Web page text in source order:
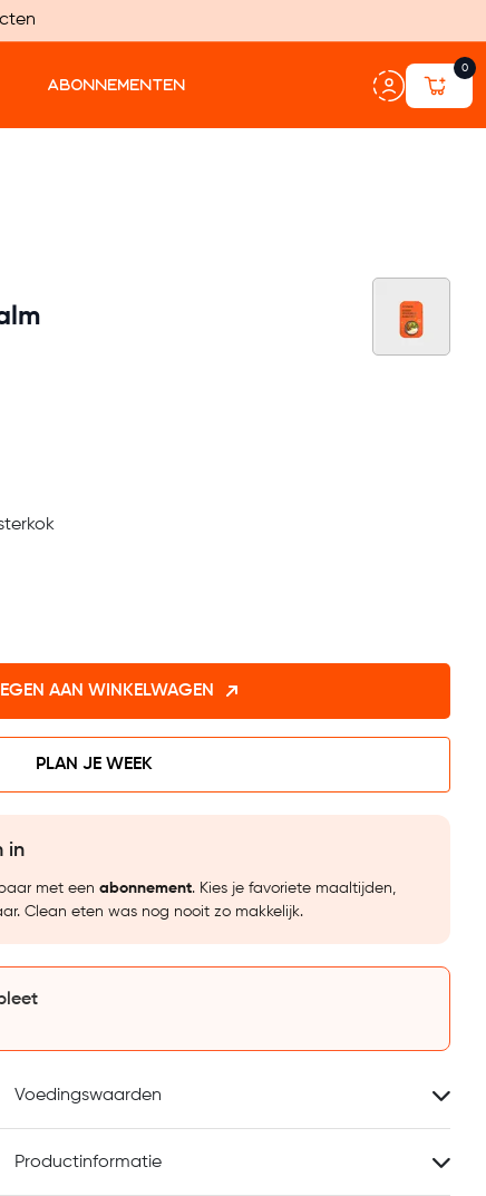
ABONNEMENTEN
0
AAN WINKELWAGEN
PLAN JE WEEK
in
met een abonnement. Kies je favoriete maaltijden,
Clean eten was nog nooit zo makkelijk.
Voedingswaarden
Productinformatie